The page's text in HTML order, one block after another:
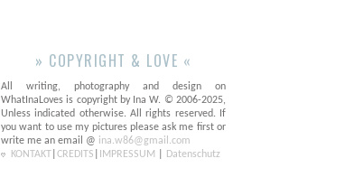
» COPYRIGHT & LOVE «
All writing, photography and design on
WhatInaLoves is copyright by Ina W. © 2006-2025,
Unless indicated otherwise. All rights reserved. If
you want to use my pictures please ask me first or
write me an email @ ina.w86@gmail.com
KONTAKT CREDITS IMPRESSUM Datenschutz